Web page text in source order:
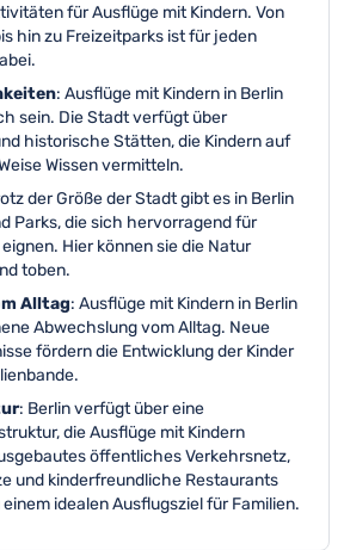
für Ausflüge mit Kindern. Von
hin zu Freizeitparks ist für jeden
: Ausflüge mit Kindern in Berlin
sein. Die Stadt verfügt über
historische Stätten, die Kindern auf
Wissen vermitteln.
der Größe der Stadt gibt es in Berlin
Parks, die sich hervorragend für
Hier können sie die Natur
toben.
Alltag: Ausflüge mit Kindern in Berlin
Abwechslung vom Alltag. Neue
fördern die Entwicklung der Kinder
: Berlin verfügt über eine
die Ausflüge mit Kindern
öffentliches Verkehrsnetz,
und kinderfreundliche Restaurants
idealen Ausflugsziel für Familien.